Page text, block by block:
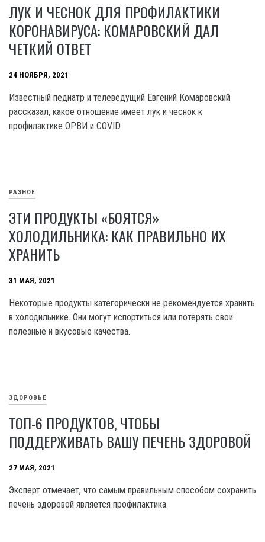
ЛУК И ЧЕСНОК ДЛЯ ПРОФИЛАКТИКИ
КОРОНАВИРУСА: КОМАРОВСКИЙ ДАЛ
ЧЕТКИЙ ОТВЕТ
24 НОЯБРЯ, 2021
Известный педиатр и телеведущий Евгений Комаровский
рассказал, какое отношение имеет лук и чеснок к
профилактике ОРВИ и COVID.
РАЗНОЕ
ЭТИ ПРОДУКТЫ «БОЯТСЯ»
ХОЛОДИЛЬНИКА: КАК ПРАВИЛЬНО ИХ
ХРАНИТЬ
31 МАЯ, 2021
Некоторые продукты категорически не рекомендуется хранить
в холодильнике. Они могут испортиться или потерять свои
полезные и вкусовые качества.
ЗДОРОВЬЕ
ТОП-6 ПРОДУКТОВ, ЧТОБЫ
ПОДДЕРЖИВАТЬ ВАШУ ПЕЧЕНЬ ЗДОРОВОЙ
27 МАЯ, 2021
Эксперт отмечает, что самым правильным способом сохранить
печень здоровой является профилактика.